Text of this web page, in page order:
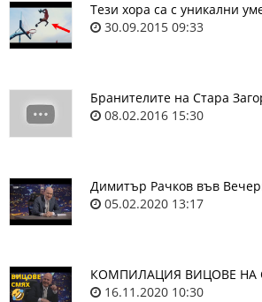
Тези хора са с уникални
30.09.2015 09:33
Бранителите на Стара
08.02.2016 15:30
Димитър Рачков във
05.02.2020 13:17
КОМПИЛАЦИЯ ВИЦОВЕ НА
16.11.2020 10:30